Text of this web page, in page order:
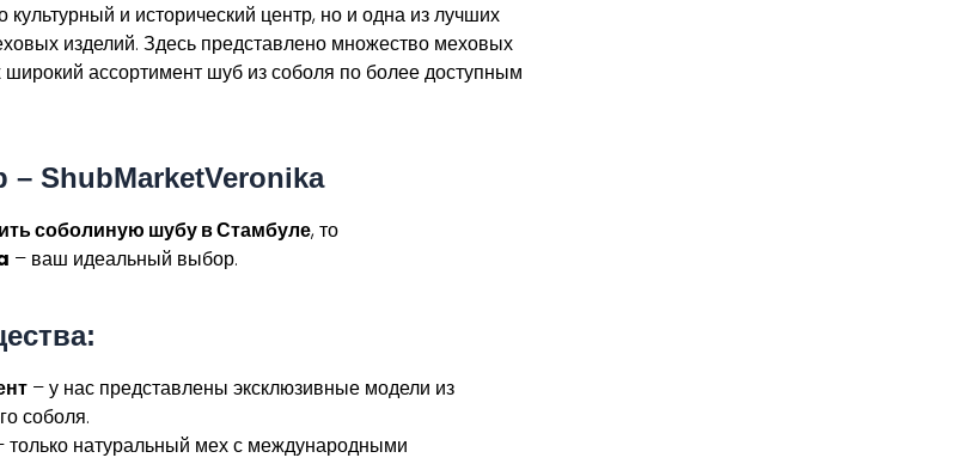
культурный и исторический центр, но и одна из лучших
изделий. Здесь представлено множество меховых
ассортимент шуб из соболя по более доступным
ShubMarketVeronika
соболиную шубу в Стамбуле, то
– ваш идеальный выбор.
– у нас представлены эксклюзивные модели из
соболя.
только натуральный мех с международными